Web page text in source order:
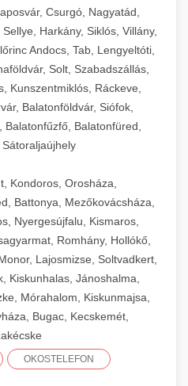
Csurgó, Nagyatád,
Harkány, Siklós, Villány,
Andocs, Tab, Lengyeltóti,
Solt, Szabadszállás,
Kunszentmiklós, Ráckeve,
Balatonföldvár, Siófok,
Balatonfüred,
Kondoros, Orosháza,
Battonya, Mezőkovácsháza,
Nyergesújfalu, Kismaros,
Romhány, Hollókő,
Lajosmizse, Soltvadkert,
Kiskunhalas, Jánoshalma,
Mórahalom, Kiskunmajsa,
Bugac, Kecskemét,
OKOSTELEFON